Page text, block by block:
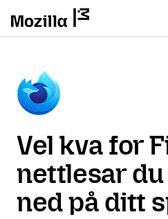
Vel kva for
nettlesar
ned på ditt